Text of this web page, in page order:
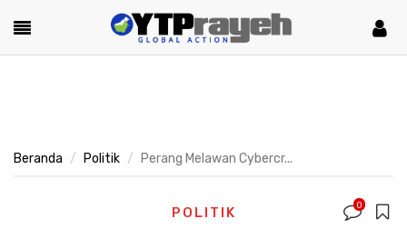
Beranda Politik Perang Melawan Cybercr...
POLITIK 0